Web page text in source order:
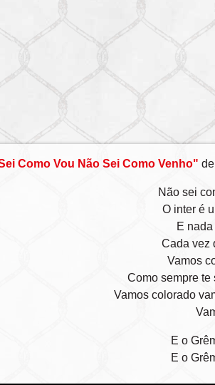
Como Vou Não Sei Como Venho"
Não sei
O inter é
E
Cada vez
Vamos
Como sempre te
Vamos colorado
E o
E o